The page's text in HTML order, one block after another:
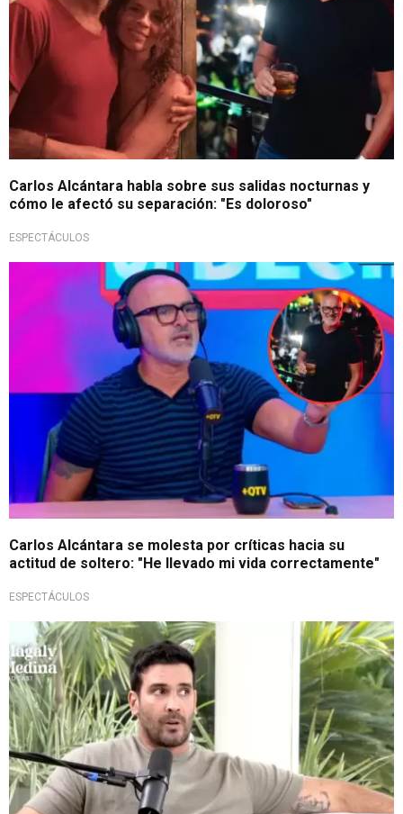
Carlos Alcántara habla sobre sus salidas nocturnas y
cómo le afectó su separación: "Es doloroso"
ESPECTÁCULOS
Carlos Alcántara se molesta por críticas hacia su
actitud de soltero: "He llevado mi vida correctamente"
ESPECTÁCULOS
Soltero codiciado